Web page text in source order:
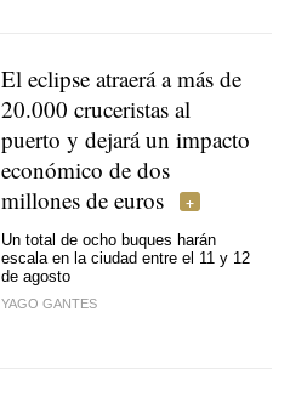
El eclipse atraerá a más de
20.000 cruceristas al
puerto y dejará un impacto
económico de dos
millones de euros
Un total de ocho buques harán
escala en la ciudad entre el 11 y 12
de agosto
YAGO GANTES